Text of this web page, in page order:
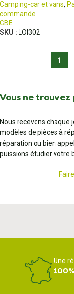
Camping-car et vans,
commande
CBE
SKU : LOI302
1
Vous ne trouvez
Nous recevons chaque
modèles de pièces à
réparation ou bien
puissions étudier votre
Une